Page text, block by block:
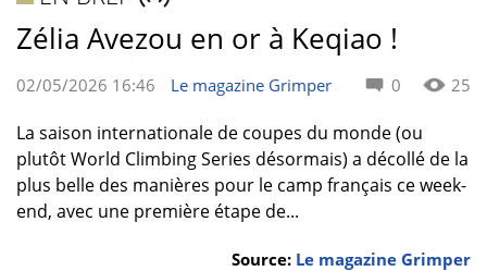
Zélia Avezou en or à Keqiao !
0 25
02/05/2026 16:46 Le magazine Grimper
La saison internationale de coupes du monde (ou
plutôt World Climbing Series désormais) a décollé de la
plus belle des manières pour le camp français ce week-
end, avec une première étape de...
Source: Le magazine Grimper